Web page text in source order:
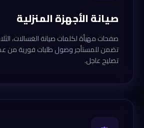
صيانة الأجهزة المنزلية
صفحات مهيأة لكلمات صيانة الغسالات،
تضمن للمستأجر وصول طلبات فورية من
تصليح عاجل.